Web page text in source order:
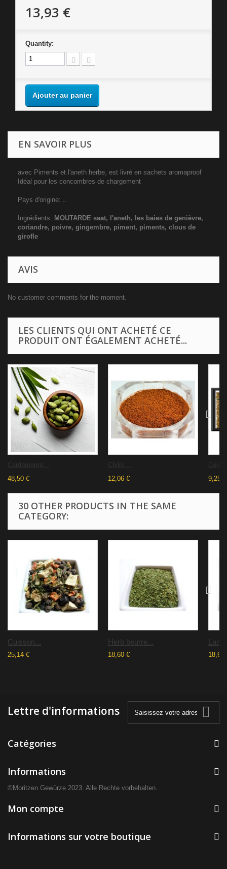
13,93 €
Quantity:
Ajouter au panier
EN SAVOIR PLUS
avec Piments et l'aneth herbe, est livré en sachets aromaproof
Idéal pour les concombres de chargement
Pays d'origine: ..
Ingrédients: MOUTARDE saat, l'aneth, les baies de genièvre,
coriandre, poivre, gingembre, piment, piments, clous de
girofle
AVIS
No customer comments for the moment.
LES CLIENTS QUI ONT ACHETÉ CE
PRODUIT ONT ÉGALEMENT ACHETÉ...
Cardamome...
48,50 €
Chilis,...
12,06 €
9,25 €
30 OTHER PRODUCTS IN THE SAME
CATEGORY:
Cuisson...
25,14 €
Herb beurre...
18,60 € 18,60
Lettre d'informations
Catégories
Informations
©Moritzen Gewürze 2023. Alle Rechte vorbehalten.
Mon compte
Informations sur votre boutique